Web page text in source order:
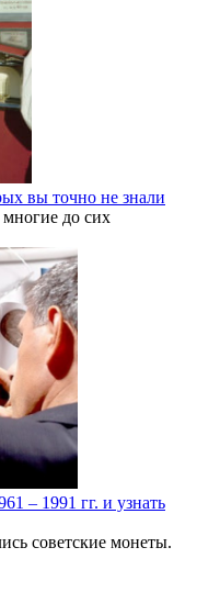
вы точно не знали
до сих
– 1991 гг. и узнать
советские монеты.